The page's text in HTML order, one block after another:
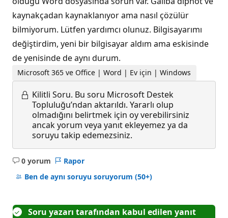
kaynakçadan kaynaklanıyor ama nasıl çözülür
bilmiyorum. Lütfen yardımcı olunuz. Bilgisayarımı
değiştirdim, yeni bir bilgisayar aldım ama eskisinde
de yenisinde de aynı durum.
Microsoft 365 ve Office | Word | Ev için | Windows
Kilitli Soru. Bu soru Microsoft Destek
Topluluğu’ndan aktarıldı. Yararlı olup
olmadığını belirtmek için oy verebilirsiniz
ancak yorum veya yanıt ekleyemez ya da
soruyu takip edemezsiniz.
0 yorum
Açıklama
yok
Rapor
Ben de aynı soruyu soruyorum (50+)
Soru yazarı tarafından kabul edilen yanıt